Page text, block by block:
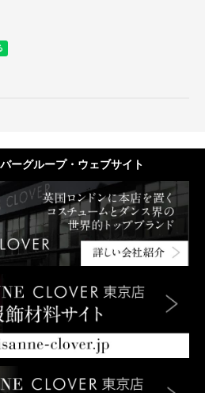
ーグループ・ウェブサイト